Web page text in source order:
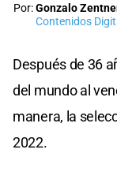
Por:Gonzalo
Contenidos
Después de 36
del mundo al
manera, la
2022.